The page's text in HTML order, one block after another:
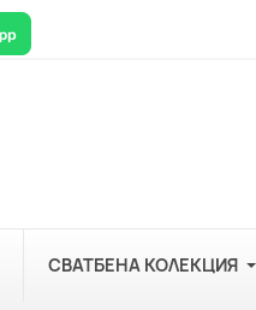
СВАТБЕНА КОЛЕКЦИЯ